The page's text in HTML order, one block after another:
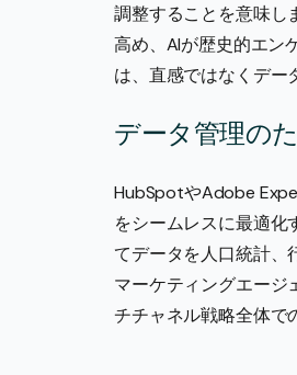
調整することを意味し
高め、AIが歴史的エン
は、直感ではなくデー
データ管理の
HubSpotやAdobe
をシームレスに最適化
てデータを人口統計、
マーケティングエージ
チチャネル戦略全体で